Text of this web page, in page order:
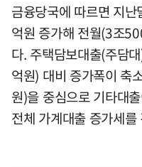
금융당국에 따르면 지
억원 증가해 전월(3조
다. 주택담보대출(주담
억원) 대비 증가폭이 축
원)을 중심으로 기타대
전체 가계대출 증가세를